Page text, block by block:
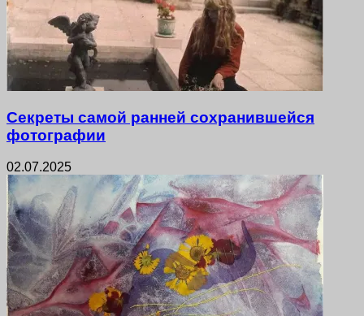
Секреты самой ранней сохранившейся
фотографии
02.07.2025